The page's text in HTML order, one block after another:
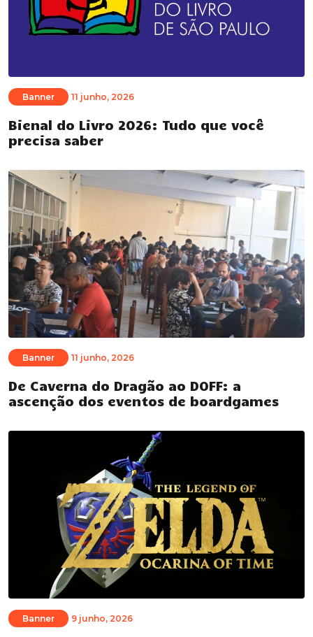
Banner 11 junho, 2026
Bienal do Livro 2026: Tudo que você
precisa saber
Banner 11 junho, 2026
De Caverna do Dragão ao DOFF: a
ascenção dos eventos de boardgames
Banner 9 junho, 2026